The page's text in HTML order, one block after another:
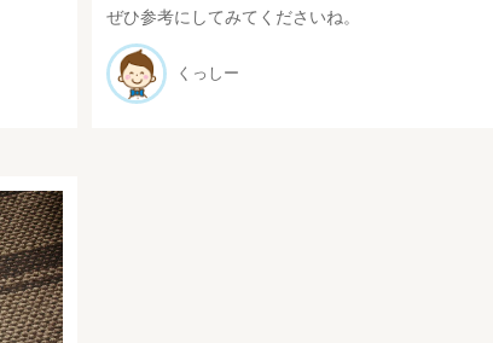
ぜひ参考にしてみてくださいね。
くっしー